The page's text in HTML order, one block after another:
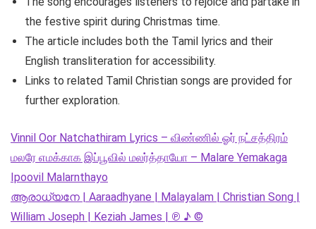
the festive spirit during Christmas time.
The article includes both the Tamil lyrics and their
English transliteration for accessibility.
Links to related Tamil Christian songs are provided for
further exploration.
Vinnil Oor Natchathiram Lyrics – விண்ணில் ஓர் நட்சத்திரம்
மலரே எமக்காக இப்பூவில் மலர்த்தாயோ – Malare Yemakaga
Ipoovil Malarnthayo
ആരാധ്യനേ | Aaraadhyane | Malayalam | Christian Song |
William Joseph | Keziah James | ℗ ♪ ©